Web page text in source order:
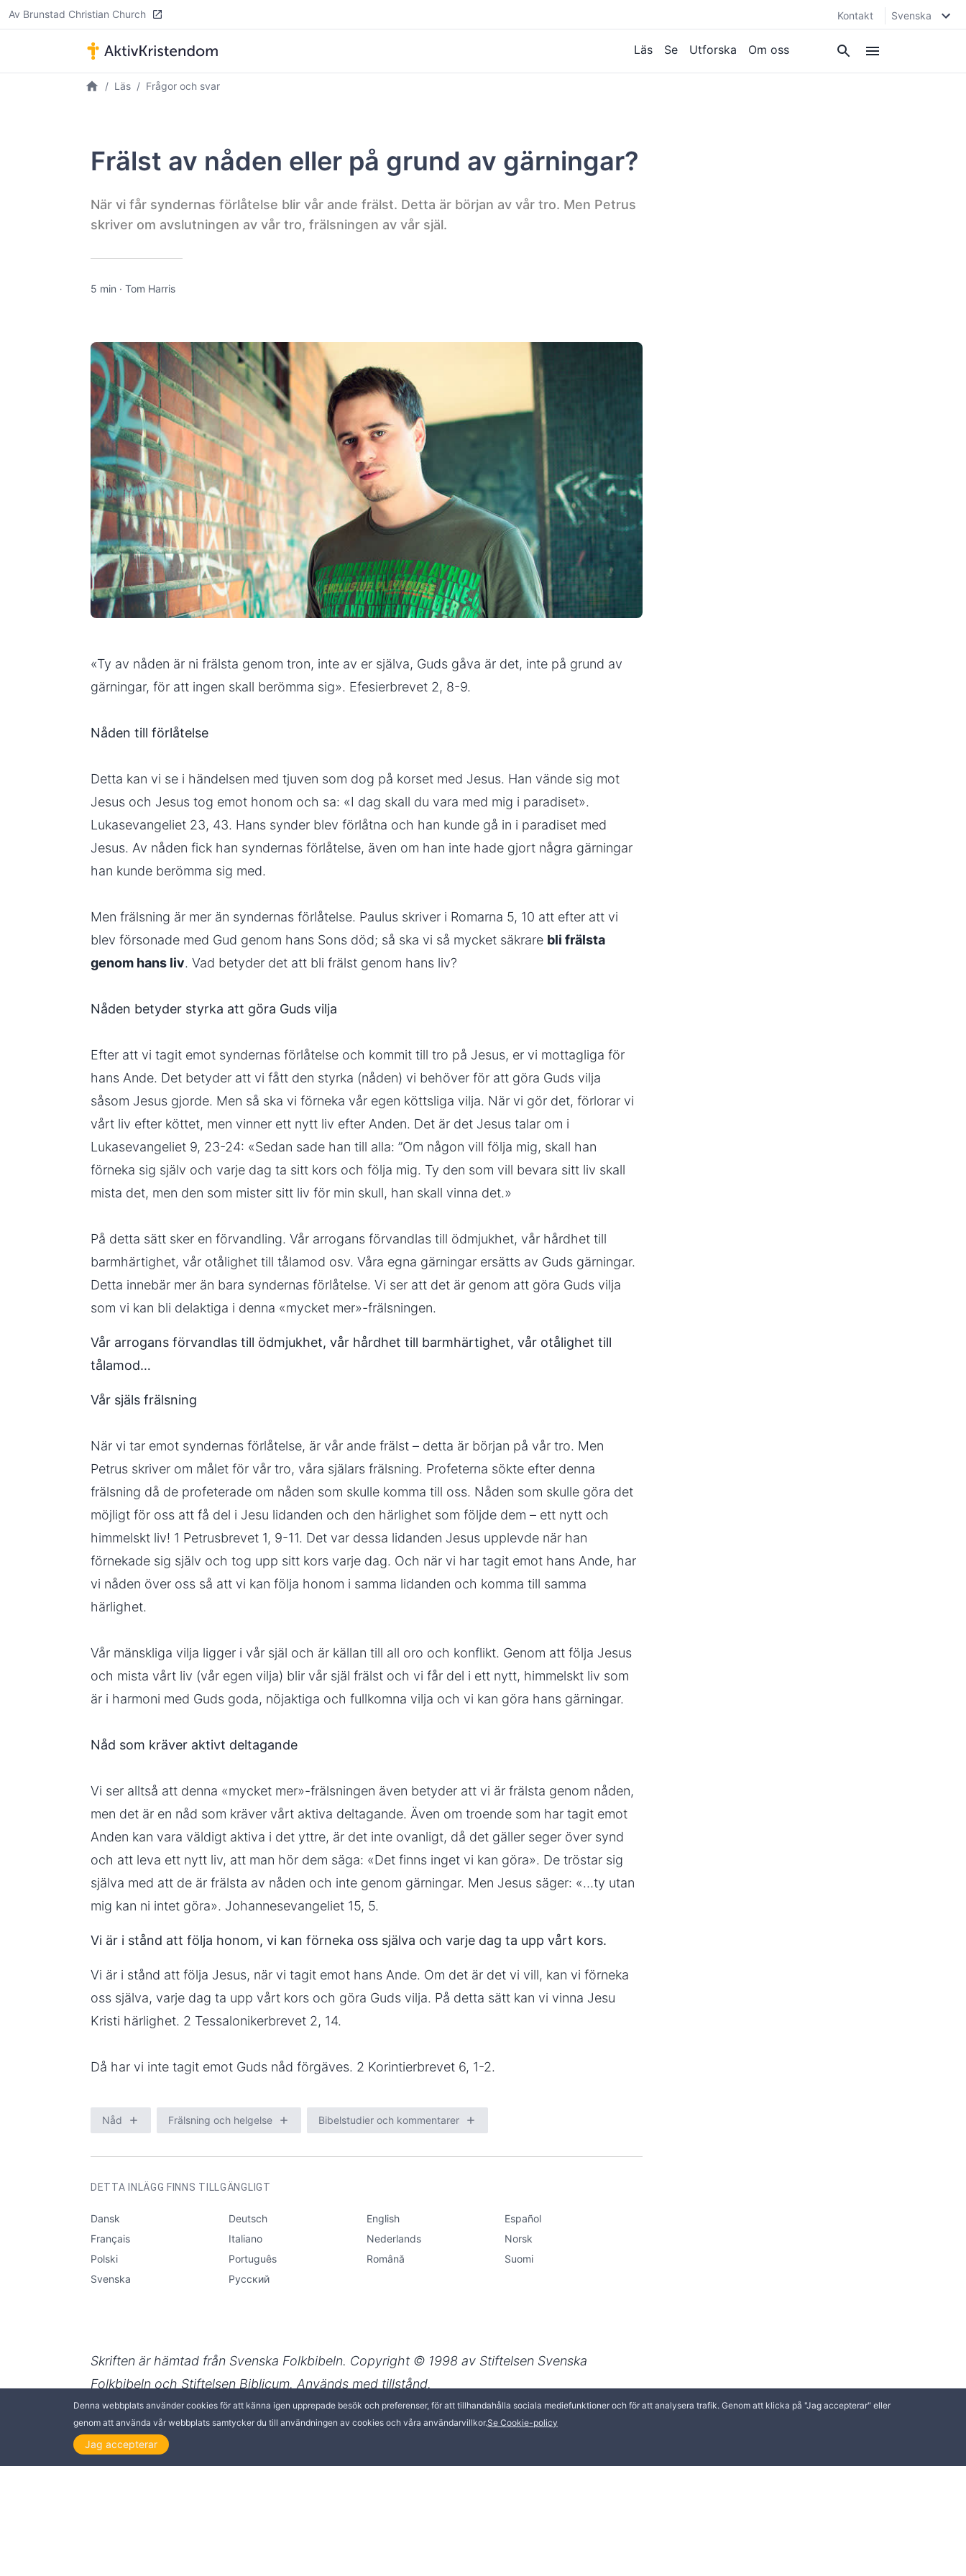
Denna webbplats använder cookies för att känna igen upprepade besök och preferenser, för att tillhandahålla sociala mediefunktioner och för att analysera trafik. Genom att klicka på "Jag accepterar" eller
genom att använda vår webbplats samtycker du till användningen av cookies och våra användarvillkor.Se Cookie-policy
Jag accepterar
Av Brunstad Christian Church Kontakt Svenska
Läs Se Utforska Om oss
Läs Frågor och svar
Frälst av nåden eller på grund av gärningar?
När vi får syndernas förlåtelse blir vår ande frälst. Detta är början av vår tro. Men Petrus
skriver om avslutningen av vår tro, frälsningen av vår själ.
5 min · Tom Harris
«Ty av nåden är ni frälsta genom tron, inte av er själva, Guds gåva är det, inte på grund av
gärningar, för att ingen skall berömma sig». Efesierbrevet 2, 8-9.
Nåden till förlåtelse
Detta kan vi se i händelsen med tjuven som dog på korset med Jesus. Han vände sig mot
Jesus och Jesus tog emot honom och sa: «I dag skall du vara med mig i paradiset».
Lukasevangeliet 23, 43. Hans synder blev förlåtna och han kunde gå in i paradiset med
Jesus. Av nåden fick han syndernas förlåtelse, även om han inte hade gjort några gärningar
han kunde berömma sig med.
Men frälsning är mer än syndernas förlåtelse. Paulus skriver i Romarna 5, 10 att efter att vi
blev försonade med Gud genom hans Sons död; så ska vi så mycket säkrare bli frälsta
genom hans liv. Vad betyder det att bli frälst genom hans liv?
Nåden betyder styrka att göra Guds vilja
Efter att vi tagit emot syndernas förlåtelse och kommit till tro på Jesus, er vi mottagliga för
hans Ande. Det betyder att vi fått den styrka (nåden) vi behöver för att göra Guds vilja
såsom Jesus gjorde. Men så ska vi förneka vår egen köttsliga vilja. När vi gör det, förlorar vi
vårt liv efter köttet, men vinner ett nytt liv efter Anden. Det är det Jesus talar om i
Lukasevangeliet 9, 23-24: «Sedan sade han till alla: ”Om någon vill följa mig, skall han
förneka sig själv och varje dag ta sitt kors och följa mig. Ty den som vill bevara sitt liv skall
mista det, men den som mister sitt liv för min skull, han skall vinna det.»
På detta sätt sker en förvandling. Vår arrogans förvandlas till ödmjukhet, vår hårdhet till
barmhärtighet, vår otålighet till tålamod osv. Våra egna gärningar ersätts av Guds gärningar.
Detta innebär mer än bara syndernas förlåtelse. Vi ser att det är genom att göra Guds vilja
som vi kan bli delaktiga i denna «mycket mer»-frälsningen.
Vår arrogans förvandlas till ödmjukhet, vår hårdhet till barmhärtighet, vår otålighet till
tålamod…
Vår själs frälsning
När vi tar emot syndernas förlåtelse, är vår ande frälst – detta är början på vår tro. Men
Petrus skriver om målet för vår tro, våra själars frälsning. Profeterna sökte efter denna
frälsning då de profeterade om nåden som skulle komma till oss. Nåden som skulle göra det
möjligt för oss att få del i Jesu lidanden och den härlighet som följde dem – ett nytt och
himmelskt liv! 1 Petrusbrevet 1, 9-11. Det var dessa lidanden Jesus upplevde när han
förnekade sig själv och tog upp sitt kors varje dag. Och när vi har tagit emot hans Ande, har
vi nåden över oss så att vi kan följa honom i samma lidanden och komma till samma
härlighet.
Vår mänskliga vilja ligger i vår själ och är källan till all oro och konflikt. Genom att följa Jesus
och mista vårt liv (vår egen vilja) blir vår själ frälst och vi får del i ett nytt, himmelskt liv som
är i harmoni med Guds goda, nöjaktiga och fullkomna vilja och vi kan göra hans gärningar.
Nåd som kräver aktivt deltagande
Vi ser alltså att denna «mycket mer»-frälsningen även betyder att vi är frälsta genom nåden,
men det är en nåd som kräver vårt aktiva deltagande. Även om troende som har tagit emot
Anden kan vara väldigt aktiva i det yttre, är det inte ovanligt, då det gäller seger över synd
och att leva ett nytt liv, att man hör dem säga: «Det finns inget vi kan göra». De tröstar sig
själva med att de är frälsta av nåden och inte genom gärningar. Men Jesus säger: «…ty utan
mig kan ni intet göra». Johannesevangeliet 15, 5.
Vi är i stånd att följa honom, vi kan förneka oss själva och varje dag ta upp vårt kors.
Vi är i stånd att följa Jesus, när vi tagit emot hans Ande. Om det är det vi vill, kan vi förneka
oss själva, varje dag ta upp vårt kors och göra Guds vilja. På detta sätt kan vi vinna Jesu
Kristi härlighet. 2 Tessalonikerbrevet 2, 14.
Då har vi inte tagit emot Guds nåd förgäves. 2 Korintierbrevet 6, 1-2.
Nåd Frälsning och helgelse Bibelstudier och kommentarer
Tom Harris
KATEGORIER
Frågor och svar